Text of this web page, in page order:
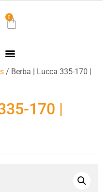
0
/ Berba | Lucca 335-170 |
170 |